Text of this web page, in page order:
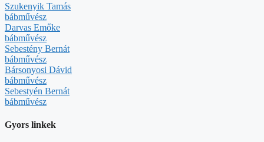
Szukenyik Tamás
bábművész
Darvas Emőke
bábművész
Sebestény Bernát
bábművész
Bársonyosi Dávid
bábművész
Sebestyén Bernát
bábművész
Gyors linkek